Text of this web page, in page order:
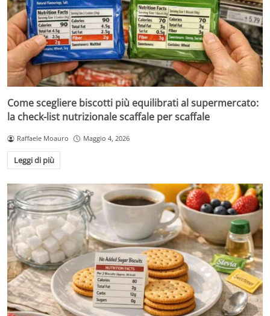
Come scegliere biscotti più equilibrati al supermercato:
la check-list nutrizionale scaffale per scaffale
Raffaele Moauro Maggio 4, 2026
Leggi di più